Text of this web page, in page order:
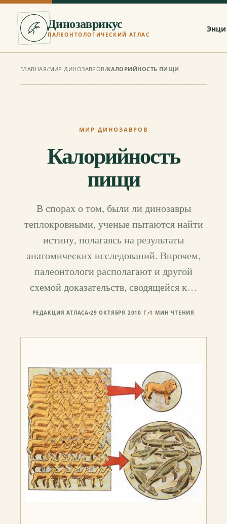
Динозаврикус
ПАЛЕОНТОЛОГИЧЕСКИЙ АТЛАС
ГЛАВНАЯ/МИР ДИНОЗАВРОВ/КАЛОРИЙНОСТЬ ПИЩИ
МИР ДИНОЗАВРОВ
Калорийность
пищи
В спорах о том, были ли динозавры
теплокровными, ученые пытаются найти
истину, полагаясь на результаты
анатомических исследований. Впрочем,
палеонтологи располагают и другой
схемой доказательств, сводящейся к…
РЕДАКЦИЯ АТЛАСА 29 ОКТЯБРЯ 2010 Г. 1 МИН ЧТЕНИЯ